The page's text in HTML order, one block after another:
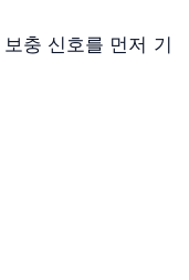
충 신호를 먼저 기